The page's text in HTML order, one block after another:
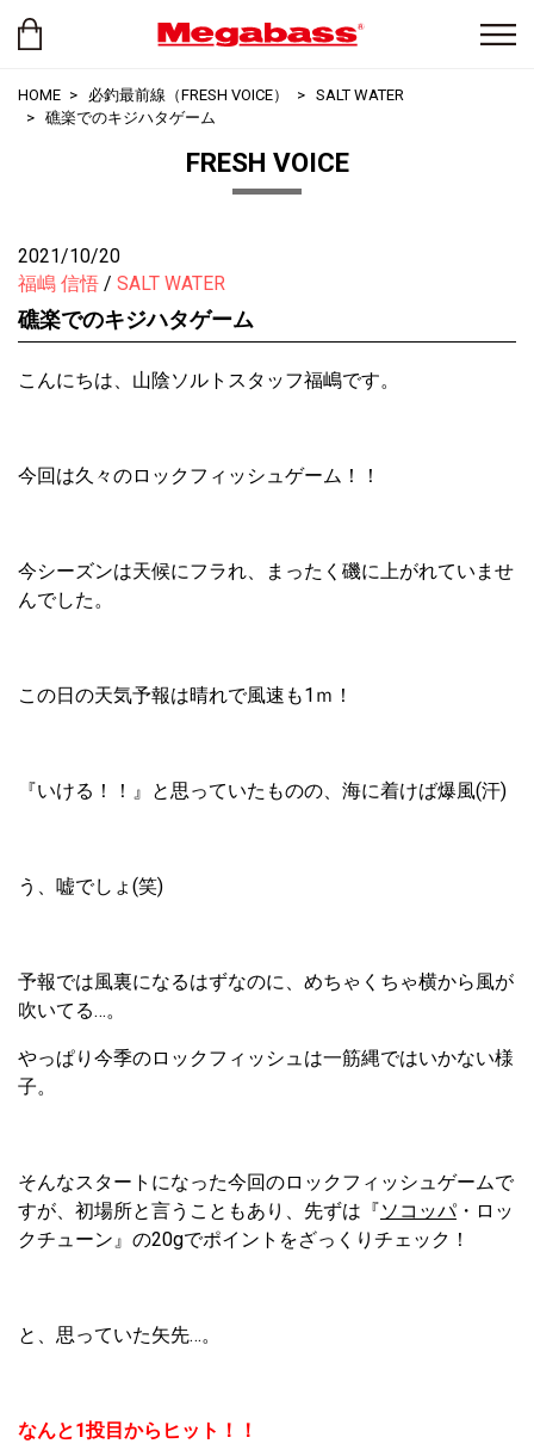
HOME 必釣最前線（FRESH VOICE）
SALT WATER
礁楽でのキジハタゲーム
FRESH VOICE
2021/10/20
福嶋 信悟
SALT WATER
礁楽でのキジハタゲーム
こんにちは、山陰ソルトスタッフ福嶋です。
今回は久々のロックフィッシュゲーム！！
今シーズンは天候にフラれ、まったく磯に上がれていませ
んでした。
この日の天気予報は晴れで風速も1ｍ！
『いける！！』と思っていたものの、海に着けば爆風(汗)
う、嘘でしょ(笑)
予報では風裏になるはずなのに、めちゃくちゃ横から風が
吹いてる…。
やっぱり今季のロックフィッシュは一筋縄ではいかない様
子。
そんなスタートになった今回のロックフィッシュゲームで
すが、初場所と言うこともあり、先ずは『ソコッパ・ロッ
クチューン』の20gでポイントをざっくりチェック！
と、思っていた矢先…。
なんと1投目からヒット！！